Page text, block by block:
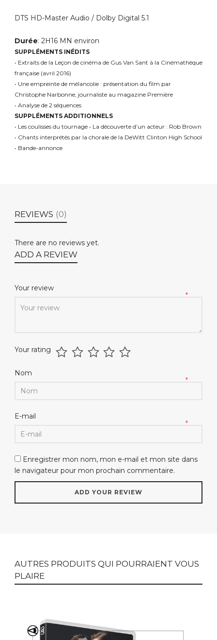
DTS HD-Master Audio / Dolby Digital 5.1
Durée: 2H16 MN environ
SUPPLÉMENTS INÉDITS
• Extraits de la Leçon de cinéma de Gus Van Sant à la Cinémathèque
française (avril 2016)
• Une empreinte de mélancolie : présentation du film par
Christophe Narbonne, journaliste au magazine Première
• Analyse de 2 séquences
SUPPLÉMENTS ADDITIONNELS
• Les coulisses du tournage • La découverte d’un acteur : Rob Brown
• Chants interprétés par la chorale de la DeWitt Clinton High School
• Bande-annonce
REVIEWS (0)
There are no reviews yet.
ADD A REVIEW
Your review
*
Your rating
Nom
*
E-mail
*
Enregistrer mon nom, mon e-mail et mon site dans
le navigateur pour mon prochain commentaire.
AUTRES PRODUITS QUI POURRAIENT VOUS
PLAIRE